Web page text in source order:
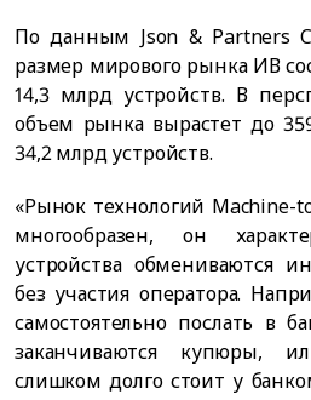
По данным Json & Partners
размер мирового рынка ИВ
14,3 млрд устройств. В
объем рынка вырастет до
34,2 млрд устройств.
«Рынок технологий Machine-
многообразен, он
устройства обмениваются
без участия оператора.
самостоятельно послать в
заканчиваются купюры,
слишком долго стоит у